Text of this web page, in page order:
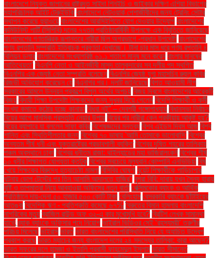
বাংলাদেশে নিযুক্ত জাপানের রাষ্ট্রদূত সাইদা শিনইচি ও জাইকার দক্ষিণ এশিয়া বিভাগের
মহাপরিচালক আইট টেরুইউকি বাংলাদেশে নেটওয়ার্ক পেশাজীবীদের জন্য ট্রেনিং সেন্টার
স্থাপন করেছে হুয়াওয়ে বাংলাদেশের আরসিইপিতে যোগ দেওয়ার উদ্যোগ বাংলাদেশের
কমিউনিস্ট পার্টি (সিপিবি) দলের ৭৭তম প্রতিষ্ঠাবার্ষিকী উপলক্ষে এক বিবৃতিতে জানিয়েছে
বাংলাদেশের গণতান্ত্রিক রূপান্তরে নারীরা ছিল অগ্রভাগে -প্রধান উপদেষ্টা বাংলাদেশের
পণ্য রপ্তানি সম্প্রতি ইতিবাচক প্রবণতা দেখাচ্ছে। টানা চার মাস ধরে পণ্য রপ্তানি ৪
বিলিয়ন ডলার বাংলাদেশের সংখ্যাগরিষ্ঠ ৬১.১ শতাংশ মানুষ মনে করেন বাংলার মানুষের
আতিথেয়তা' বিএনপি নেতা ও আইনজীবী মাসুদ তালুকদারের সব দলীয় পদ স্থগিত
বিএনপির এক জ্যেষ্ঠ নেতা সম্প্রতি বলেছেন বিএনপির জ্যেষ্ঠ যুগ্ম মহাসচিব রুহুল কবির
রিজভী অভিযোগ করেছেন যে বিএনপির পর। দলটি জানিয়েছে বিগত আওয়ামী লীগ
সরকারের আমলে উন্নয়ন প্রকল্পে বিপুল অর্থের অপচয় বিজয় দিবসে বাংলাদেশের আরেকটি
বিজয় বিদায়ী শিক্ষা উপদেষ্টা শিক্ষকদের জন্য সুখবর দিয়ে গেলেন বিদেশি শিক্ষার্থী ও কর্মী
সংখ্যা কমাতে কঠোর হচ্ছে কানাডা বিধবা নই” – দেবশ্রী গঙ্গোপাধ্যায় বিধানসভা নির্বাচন
বিয়ের আগে মানসিক প্রস্তুতি নেয়ার উপায় বিয়ের পর নারীরা কেন পরকীয়ায় আকৃষ্ট হয়?
বিয়ের ব্যাপারে যা বললেন সাফা কবির বিশেষজ্ঞদের মন্তব্য বিশ্ব এইডস দিবস আজ বিশ্ব
শান্তি এবং স্থিতিশীলতার জন্য বিশ্বের ৭০ ভাষায় 'আমি তোমাকে ভালোবাসি' বিশ্বের
অন্যতম শীর্ষ ধনী এবং যুক্তরাষ্ট্রের প্রভাবশালী ব্যক্তি বিশ্বের দূষিত শহরের তালিকায়
পঞ্চম অবস্থানে ঢাকা বিশ্বের ধনীতম রাজা: থাইল্যান্ডের মহা ভাজিরালংকর্ন বিশ্বের শীর্ষ
১০ ধনীর শিক্ষাগত যোগ্যতা কতটুকু বিশ্বের সবচেয়ে মূল্যবান কোম্পানি এনভিডিয়া বিষ
খেয়ে শিক্ষকের বিরুদ্ধে হত্যাচেষ্টা মামলা বিসিবির ঘোষণা বুয়েট শিক্ষার্থীকে গাড়িচাপার
ঘটনায় ডোপ টেস্টের পর তিন আসামি আদালতে হাজির" বুশরা বিবি: দাবায় যখন সৈন্য হারায়
বৃষ্টি ও তাপমাত্রা নিয়ে আবহাওয়া অফিসের নতুন বার্তা বেক্সিমকোর ব্যাংক ও আর্থিক
প্রতিষ্ঠানে দায়-দেনা ৫০ হাজার ৫০০ কোটি টাকা বেলিংহাম বেসরকারি ব্যাংকে ছাঁটাইয়ের
আতঙ্ক বৈদেশিক ঋণ - প্রতিশ্রুতি কমেছে ৬৭% বৈরুতের বিমান হামলায় বাংলাদেশি
নাগরিকের মৃত্যু ব্রাজিল রাউন্ড অফ ৩২-এ কার মুখোমুখি হবে? ব্রিটিশ লেখক সামান্থা
হার্ভে ব্র্যাক ব্যাংকে অফিসার পদে নিয়োগ ভাইরাল ভিডিওর সেই ‘রহস্যময়ী’ তরুণীর
পরিচয় মিলেছে ভাইরাস ভারত ভারত বাংলাদেশের পরিস্থিতি নিয়ে যে অযাচিত উদ্বেগ
প্রকাশ করছে ভারত ম্যাচের জন্য বাংলাদেশ দলের ২৪ সদস্যের তালিকা: কারা আছেন?
ভারত সফরের দলে হামজা ও ইতালি প্রবাসী ফাহমেদুল ইসলাম ভারত সীমান্তে